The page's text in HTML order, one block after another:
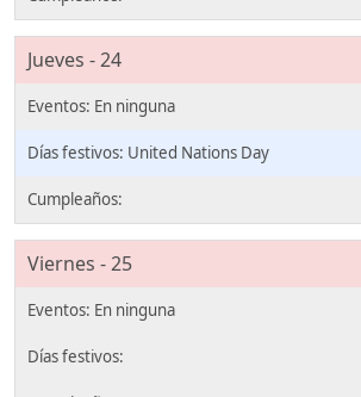
Jueves - 24
United Nations Day
Viernes - 25